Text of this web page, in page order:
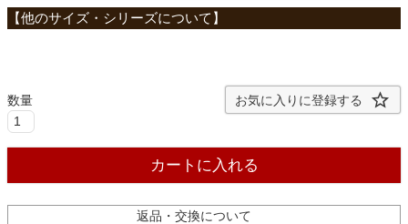
こたつ
ファブリック
お気に入りに登録する
カートに入れる
返品・交換について